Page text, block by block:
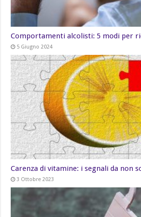
Comportamenti alcolisti: 5 modi per
5 Giugno 2024
Carenza di vitamine: i segnali da non
3 Ottobre 2023